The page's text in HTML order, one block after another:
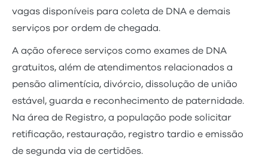
vagas disponíveis para coleta de DNA e demais
serviços por ordem de chegada.
A ação oferece serviços como exames de DNA
gratuitos, além de atendimentos relacionados a
pensão alimentícia, divórcio, dissolução de união
estável, guarda e reconhecimento de paternidade.
Na área de Registro, a população pode solicitar
retificação, restauração, registro tardio e emissão
de segunda via de certidões.